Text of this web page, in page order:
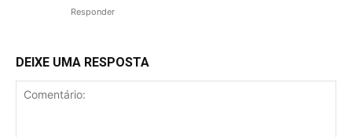
Responder
DEIXE UMA RESPOSTA